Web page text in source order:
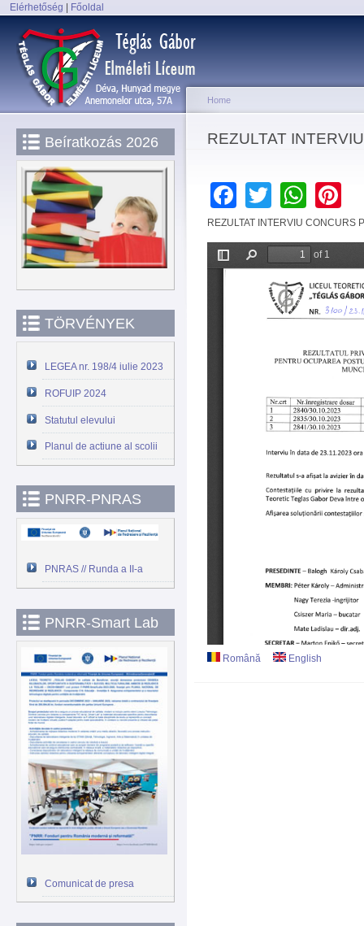
Elérhetőség Főoldal
Main menu
Beíratkozás 2026
TÖRVÉNYEK
LEGEA nr. 198/4 iulie 2023
ROFUIP 2024
Statutul elevului
Planul de actiune al scolii
PNRR-PNRAS
PNRAS // Runda a II-a
PNRR-Smart Lab
Comunicat de presa
You are here
Home
REZULTAT
Facebook
Twitter
REZULTAT INTERVIU CONCURS
Română English